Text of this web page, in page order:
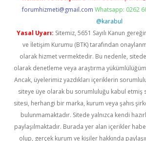
forumhizmeti@gmail.com Whatsapp: 0262
@karabul
Yasal Uyarı: Sitemiz, 5651 Sayılı Kanun
ve İletişim Kurumu (BTK) tarafından
olarak hizmet vermektedir. Bu nedenle,
olarak denetleme veya araştırma
Ancak, üyelerimiz yazdıkları içeriklerin
siteye üye olarak bu sorumluluğu kabul etmiş
sitesi, herhangi bir marka, kurum veya şahıs
bulunmamaktadır. Sitede yalnızca kendi
paylaşılmaktadır. Burada yer alan içerikler
olup, gerçek kurum ve kişiler hakkında